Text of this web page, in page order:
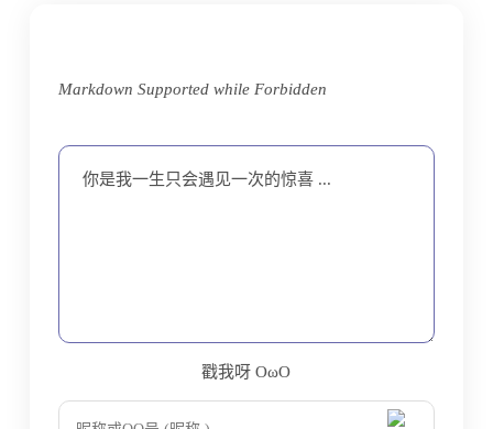
Markdown Supported whileForbidden
你是我一生只会遇见一次的惊喜 ...
戳我呀 OωO
(=・ω・=)